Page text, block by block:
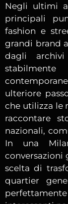
Negli ultimi
principali
fashion e
grandi brand
dagli
ulteriore
che utilizza le
raccontare
nazionali,
In una
conversazioni
scelta di
quartier
perfettamente